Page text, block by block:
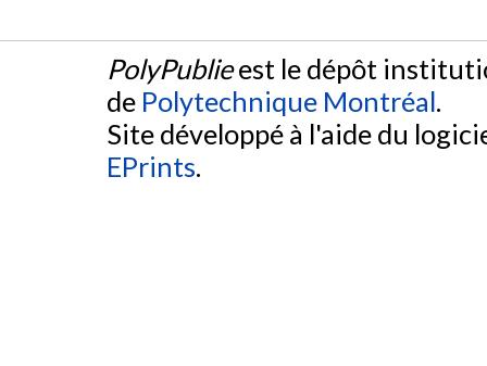
PolyPublieest le dépôt
de Polytechnique Montréal.
Site développé à l'aide du
EPrints.